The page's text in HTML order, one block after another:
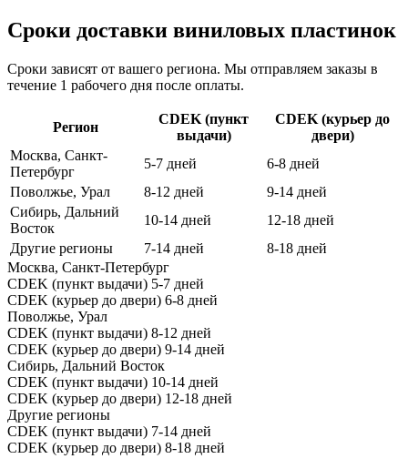
Сроки доставки виниловых пластинок
Сроки зависят от вашего региона. Мы отправляем заказы в
течение 1 рабочего дня после оплаты.
Регион
CDEK (пункт
выдачи)
CDEK (курьер до
двери)
Москва, Санкт-
Петербург
5-7 дней
6-8 дней
Поволжье, Урал
8-12 дней
9-14 дней
Сибирь, Дальний
Восток
10-14 дней
12-18 дней
Другие регионы
7-14 дней
8-18 дней
Москва, Санкт-Петербург
CDEK (пункт выдачи) 5-7 дней
CDEK (курьер до двери) 6-8 дней
Поволжье, Урал
CDEK (пункт выдачи) 8-12 дней
CDEK (курьер до двери) 9-14 дней
Сибирь, Дальний Восток
CDEK (пункт выдачи) 10-14 дней
CDEK (курьер до двери) 12-18 дней
Другие регионы
CDEK (пункт выдачи) 7-14 дней
CDEK (курьер до двери) 8-18 дней